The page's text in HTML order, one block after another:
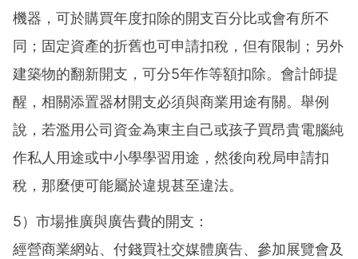
機器，可於購買年度扣除的開支百分比或會有所不
同；固定資產的折舊也可申請扣稅，但有限制；另外
建築物的翻新開支，可分5年作等額扣除。會計師提
醒，相關添置器材開支必須與商業用途有關。舉例
說，若濫用公司資金為東主自己或孩子買昂貴電腦純
作私人用途或中小學學習用途，然後向稅局申請扣
稅，那麼便可能屬於違規甚至違法。
5）市場推廣與廣告費的開支：
經營商業網站、付錢買社交媒體廣告、參加展覽會及